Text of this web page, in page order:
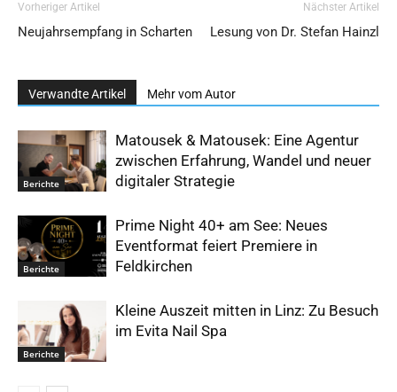
Vorheriger Artikel
Neujahrsempfang in Scharten
Nächster Artikel
Lesung von Dr. Stefan Hainzl
Verwandte Artikel Mehr vom Autor
Berichte
Matousek & Matousek: Eine Agentur
zwischen Erfahrung, Wandel und neuer
digitaler Strategie
Berichte
Prime Night 40+ am See: Neues
Eventformat feiert Premiere in
Feldkirchen
Berichte
Kleine Auszeit mitten in Linz: Zu Besuch
im Evita Nail Spa